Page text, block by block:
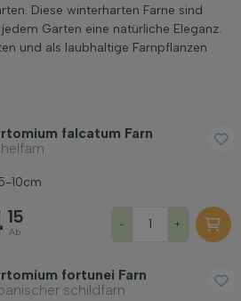
Diese winterharten Farne sind
Garten eine natürliche Eleganz.
und als laubhaltige Farnpflanzen
falcatum Farn
10cm
15
Ab
- +
fortunei Farn
schildfarn